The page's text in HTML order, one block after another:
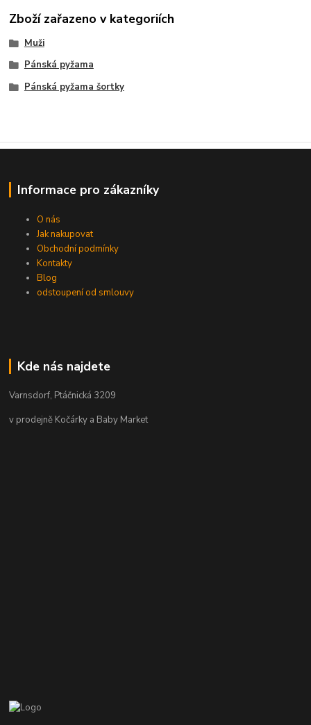
Zboží zařazeno v kategoriích
Muži
Pánská pyžama
Pánská pyžama šortky
Informace pro zákazníky
O nás
Jak nakupovat
Obchodní podmínky
Kontakty
Blog
odstoupení od smlouvy
Kde nás najdete
Varnsdorf, Ptáčnická 3209
v prodejně Kočárky a Baby Market